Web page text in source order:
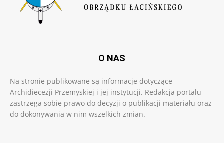
O NAS
Na stronie publikowane są informacje dotyczące
Archidiecezji Przemyskiej i jej instytucji. Redakcja portalu
zastrzega sobie prawo do decyzji o publikacji materiału oraz
do dokonywania w nim wszelkich zmian.